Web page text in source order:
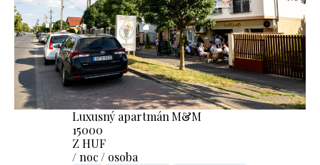
Luxusný apartmán M&M
15000
Z HUF
/ noc / osoba